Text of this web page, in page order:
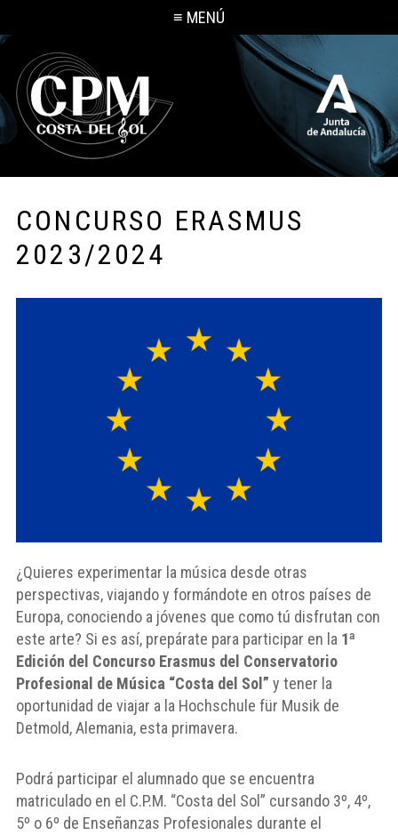
≡ MENÚ
CONCURSO ERASMUS
2023/2024
¿Quieres experimentar la música desde otras
perspectivas, viajando y formándote en otros países de
Europa, conociendo a jóvenes que como tú disfrutan con
este arte? Si es así, prepárate para participar en la 1ª
Edición del Concurso Erasmus del Conservatorio
Profesional de Música “Costa del Sol” y tener la
oportunidad de viajar a la Hochschule für Musik de
Detmold, Alemania, esta primavera.
Podrá participar el alumnado que se encuentra
matriculado en el C.P.M. “Costa del Sol” cursando 3º, 4º,
5º o 6º de Enseñanzas Profesionales durante el